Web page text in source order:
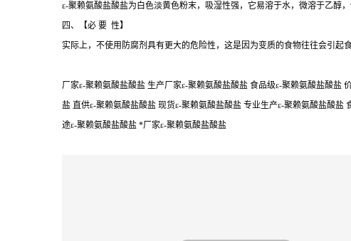
ε-聚赖氨酸盐酸盐为白色淡黄色粉末，吸湿性强，它易溶于水，微溶于乙醇
四、【必 要 性】
实际上，不使用防腐剂具有更大的危险性，这是因为变质的食物往往会引起
厂家ε-聚赖氨酸盐酸盐 生产厂家ε-聚赖氨酸盐酸盐 食品级ε-聚赖氨酸盐酸盐
盐 直供ε-聚赖氨酸盐酸盐 现货ε-聚赖氨酸盐酸盐 专业生产ε-聚赖氨酸盐酸
途ε-聚赖氨酸盐酸盐 *厂家ε-聚赖氨酸盐酸盐